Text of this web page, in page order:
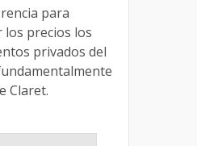
para
los precios los
privados del
Claret.